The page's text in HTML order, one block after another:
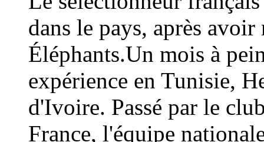
dans le pays, après
Éléphants.Un mois à
expérience en Tunisie,
d'Ivoire. Passé par le
France, l'équipe